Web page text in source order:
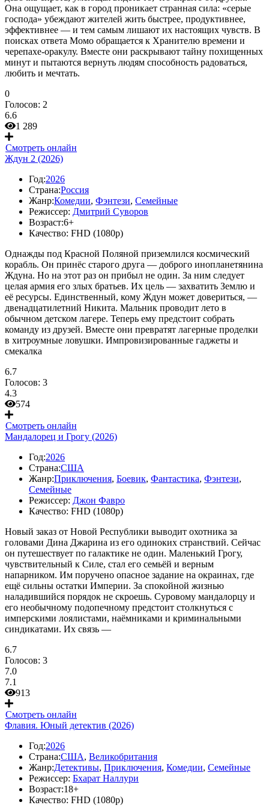
Она ощущает, как в город проникает странная сила: «серые
господа» убеждают жителей жить быстрее, продуктивнее,
эффективнее — и тем самым лишают их настоящих чувств. В
поисках ответа Момо обращается к Хранителю времени и
черепахе-оракулу. Вместе они раскрывают тайну похищенных
минут и пытаются вернуть людям способность радоваться,
любить и мечтать.
0
Голосов: 2
6.6
1 289
Смотреть онлайн
Ждун 2 (2026)
Год:2026
Страна:Россия
Жанр:Комедии, Фэнтези, Семейные
Режиссер: Дмитрий Суворов
Возраст:6+
Качество: FHD (1080p)
Однажды под Красной Поляной приземлился космический
корабль. Он принёс старого друга — доброго инопланетянина
Ждуна. Но на этот раз он прибыл не один. За ним следует
целая армия его злых братьев. Их цель — захватить Землю и
её ресурсы. Единственный, кому Ждун может довериться, —
двенадцатилетний Никита. Мальник проводит лето в
обычном детском лагере. Теперь ему предстоит собрать
команду из друзей. Вместе они превратят лагерные проделки
в хитроумные ловушки. Импровизированные гаджеты и
смекалка
6.7
Голосов: 3
4.3
574
Смотреть онлайн
Мандалорец и Грогу (2026)
Год:2026
Страна:США
Жанр:Приключения, Боевик, Фантастика, Фэнтези,
Семейные
Режиссер: Джон Фавро
Качество: FHD (1080p)
Новый заказ от Новой Республики выводит охотника за
головами Дина Джарина из его одиноких странствий. Сейчас
он путешествует по галактике не один. Маленький Грогу,
чувствительный к Силе, стал его семьёй и верным
напарником. Им поручено опасное задание на окраинах, где
ещё сильны остатки Империи. За спокойной жизнью
наладившийся порядок не скроешь. Суровому мандалорцу и
его необычному подопечному предстоит столкнуться с
имперскими лоялистами, наёмниками и криминальными
синдикатами. Их связь —
6.7
Голосов: 3
7.0
7.1
913
Смотреть онлайн
Флавия. Юный детектив (2026)
Год:2026
Страна:США, Великобритания
Жанр:Детективы, Приключения, Комедии, Семейные
Режиссер: Бхарат Наллури
Возраст:18+
Качество: FHD (1080p)